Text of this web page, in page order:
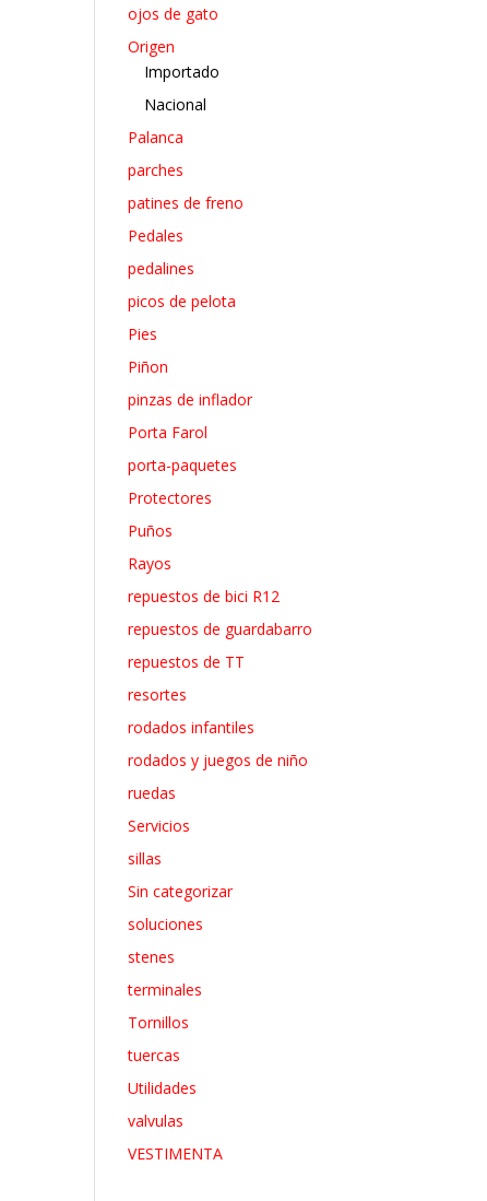
ojos de gato
Origen
Importado
Nacional
Palanca
parches
patines de freno
Pedales
pedalines
picos de pelota
Pies
Piñon
pinzas de inflador
Porta Farol
porta-paquetes
Protectores
Puños
Rayos
repuestos de bici R12
repuestos de guardabarro
repuestos de TT
resortes
rodados infantiles
rodados y juegos de niño
ruedas
Servicios
sillas
Sin categorizar
soluciones
stenes
terminales
Tornillos
tuercas
Utilidades
valvulas
VESTIMENTA